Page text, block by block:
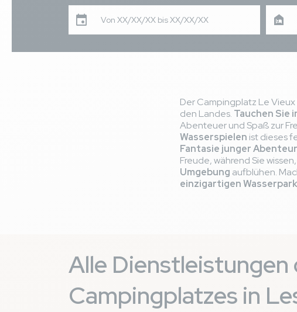
Von XX/XX/XX bis XX/XX/XX
Der Campingplatz Le
den Landes. Tauchen Sie
Abenteuer und Spaß zur
Wasserspielen ist dieses
Fantasie junger
Freude, während Sie
Umgebung aufblühen.
einzigartigen Wasserpark
Alle Dienstleistungen
Campingplatzes in